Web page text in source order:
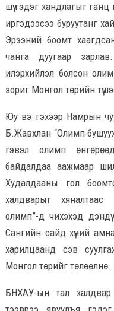
шүү гэдэг хандлагыг
иргэдээсээ буруутанг
Эрээний боомт
чанга дуугаар
илэрхийлэл болсон
зориг Монгол төрийн
Юу вэ гэхээр Намрын
Б.Жавхлан “Олимп
гэвэл олимп
байдалдаа аажмаар
Худалдааны гол
халдварыг хяналтаас
олимп”-д чихэхэд
Сангийн сайд хүний
харилцаанд сэв
Монгол төрийг төлөөлнө.
БНХАУ-ын тал халдвар